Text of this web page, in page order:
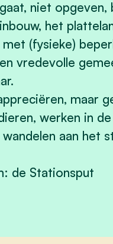
niet opgeven,
het
(fysieke)
vredevolle
maar
werken in
aan het
de Stationsput